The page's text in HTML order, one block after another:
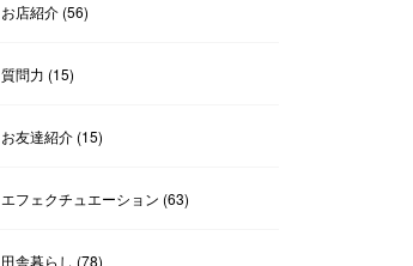
お店紹介(56)
質問力 (15)
お友達紹介(15)
エフェクチュエーション (63)
田舎暮らし (78)